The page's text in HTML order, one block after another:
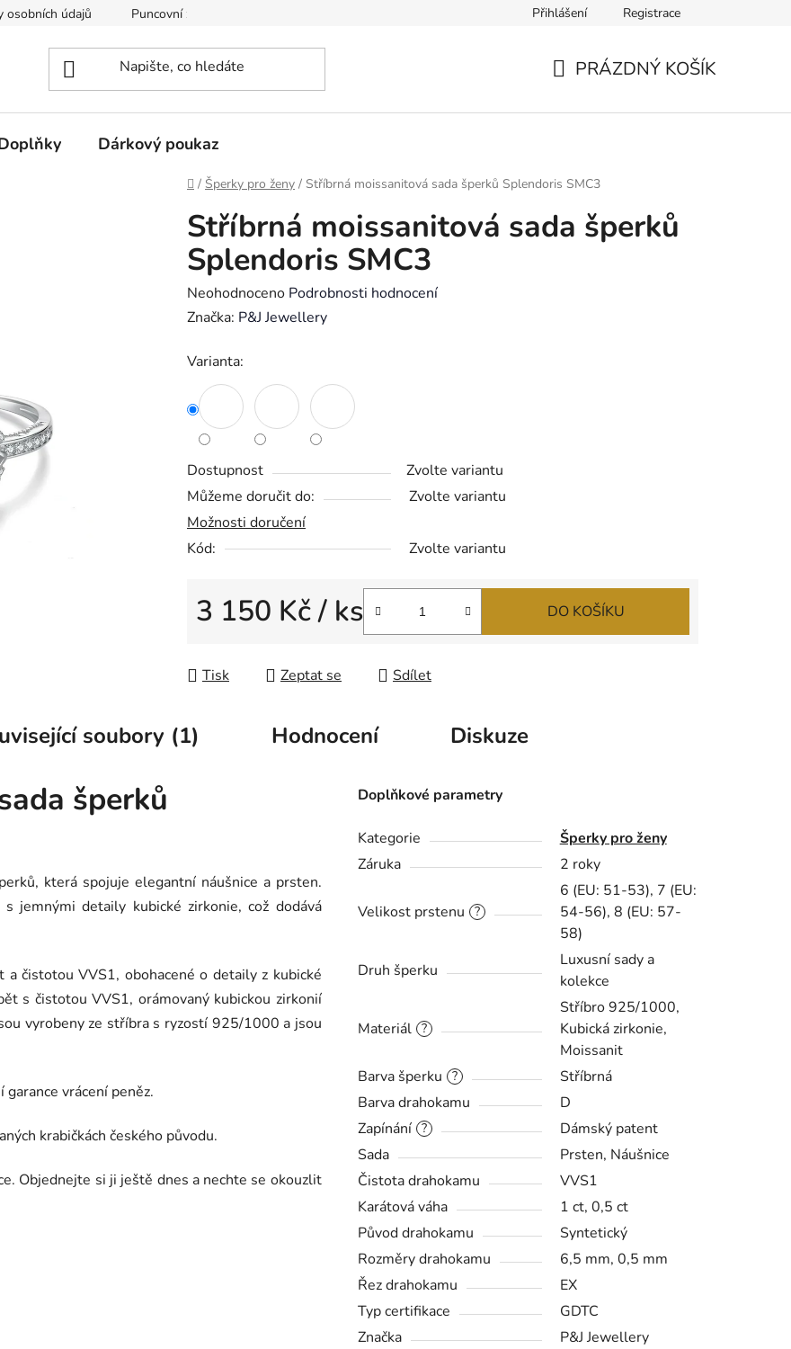
osobních údajů Puncovní značky Výměna zboží a reklamace Kontakt Výběr velikosti
Přihlášení Registrace
PRÁZDNÝ KOŠÍK
Dárkový poukaz
Domů
/ Šperky pro ženy / Stříbrná moissanitová sada šperků Splendoris SMC3
Stříbrná moissanitová sada šperků
Splendoris SMC3
Průměrné
hodnocení
je
0,0
z
hvězdiček.
Neohodnoceno Podrobnosti hodnocení
Značka: P&J Jewellery
Varianta:
Dostupnost
Zvolte variantu
Můžeme doručit do:
Zvolte variantu
Možnosti doručení
Kód:
Zvolte variantu
3 150 Kč/ ks DO KOŠÍKU
Tisk Zeptat se Sdílet
soubory (1) Hodnocení Diskuze
šperků
která spojuje elegantní náušnice a prsten.
jemnými detaily kubické zirkonie, což dodává
čistotou VVS1, obohacené o detaily z kubické
s čistotou VVS1, orámovaný kubickou zirkonií
vyrobeny ze stříbra s ryzostí 925/1000 a jsou
vrácení peněz.
krabičkách českého původu.
Objednejte si ji ještě dnes a nechte se okouzlit
Doplňkové parametry
Kategorie
Šperky pro ženy
Záruka
2 roky
?
Velikost prstenu
6 (EU: 51-53), 7 (EU:
54-56), 8 (EU: 57-
58)
Druh šperku
Luxusní sady a
kolekce
?
Materiál
Stříbro 925/1000,
Kubická zirkonie,
Moissanit
?
Barva šperku
Stříbrná
Barva drahokamu
D
?
Zapínání
Dámský patent
Sada
Prsten, Náušnice
Čistota drahokamu
VVS1
Karátová váha
1 ct, 0,5 ct
Původ drahokamu
Syntetický
Rozměry drahokamu
6,5 mm, 0,5 mm
Řez drahokamu
EX
Typ certifikace
GDTC
Značka
P&J Jewellery